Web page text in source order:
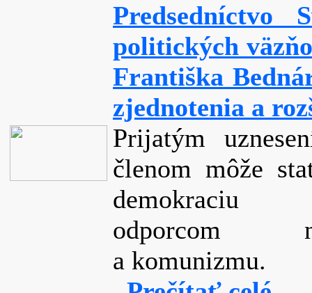
Predsedníctvo
politických
Františka
zjednotenia a
Prijatým
členom môže
odporcom
a komunizmu.